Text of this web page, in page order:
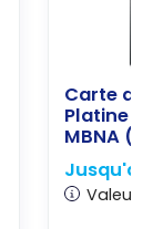
Carte
Platine
MBNA
Jusqu'à
Valeur